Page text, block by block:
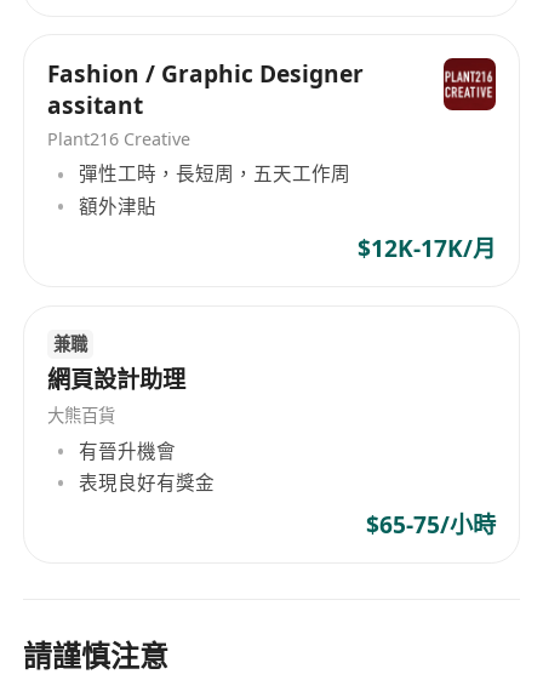
具備多任務管理能力，能在嚴格時程下同時推進
多個設計專案，邏輯清晰、責任心強
熱愛奢侈品文化與創新設計，具審美前瞻性、文
化洞察力及持續學習意識
全職聘用，每週工作5天，每日工作8小時，早班
制
工作地點：紅磡
僅限香港永久居民申請
Fashion / Graphic Designer
assitant
Plant216 Creative
彈性工時，長短周，五天工作周
額外津貼
$12K-17K/月
兼職
網頁設計助理
大熊百貨
有晉升機會
表現良好有獎金
$65-75/小時
請謹慎注意